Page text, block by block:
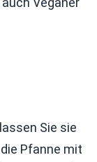
Sie sie
Pfanne mit